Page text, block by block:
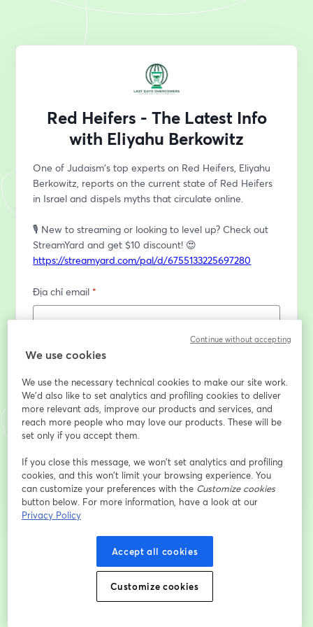
Red Heifers - The Latest Info
with Eliyahu Berkowitz
One of Judaism's top experts on Red Heifers, Eliyahu
Berkowitz, reports on the current state of Red Heifers
in Israel and dispels myths that circulate online.
🎙️ New to streaming or looking to level up? Check out
https://streamyard.com/pal/d/6755133225697280
Địa chỉ email *
Họ*
Bạn đã đăng ký từ trước? Tham gia tại đây
của chúng tôi Thông tin của bạn sẽ được chia sẻ với
người chủ trì.
We use cookies
We use the necessary technical cookies to make our site work.
We'd also like to set analytics and profiling cookies to deliver
more relevant ads, improve our products and services, and
reach more people who may love our products. These will be
set only if you accept them.
If you close this message, we won’t set analytics and profiling
cookies, and this won’t limit your browsing experience. You
can customize your preferences with the Customize cookies
button below. For more information, have a look at our
Privacy Policy
Accept all cookies
Customize cookies
Continue without accepting